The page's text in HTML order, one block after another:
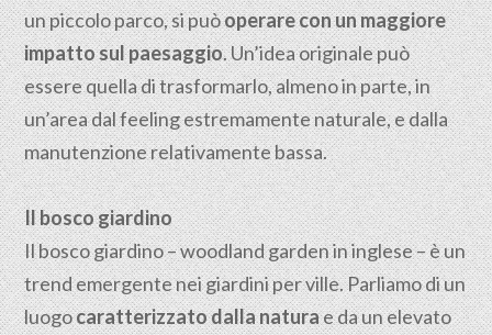
un piccolo parco, si puòoperare con un maggiore
impatto sul paesaggio. Un’idea originale può
essere quella di trasformarlo, almeno in parte, in
un’area dal feeling estremamente naturale, e dalla
manutenzione relativamente bassa.
Il bosco giardino
Il bosco giardino – woodland garden in inglese – è un
trend emergente nei giardini per ville. Parliamo di un
luogocaratterizzato dalla naturae da un elevato